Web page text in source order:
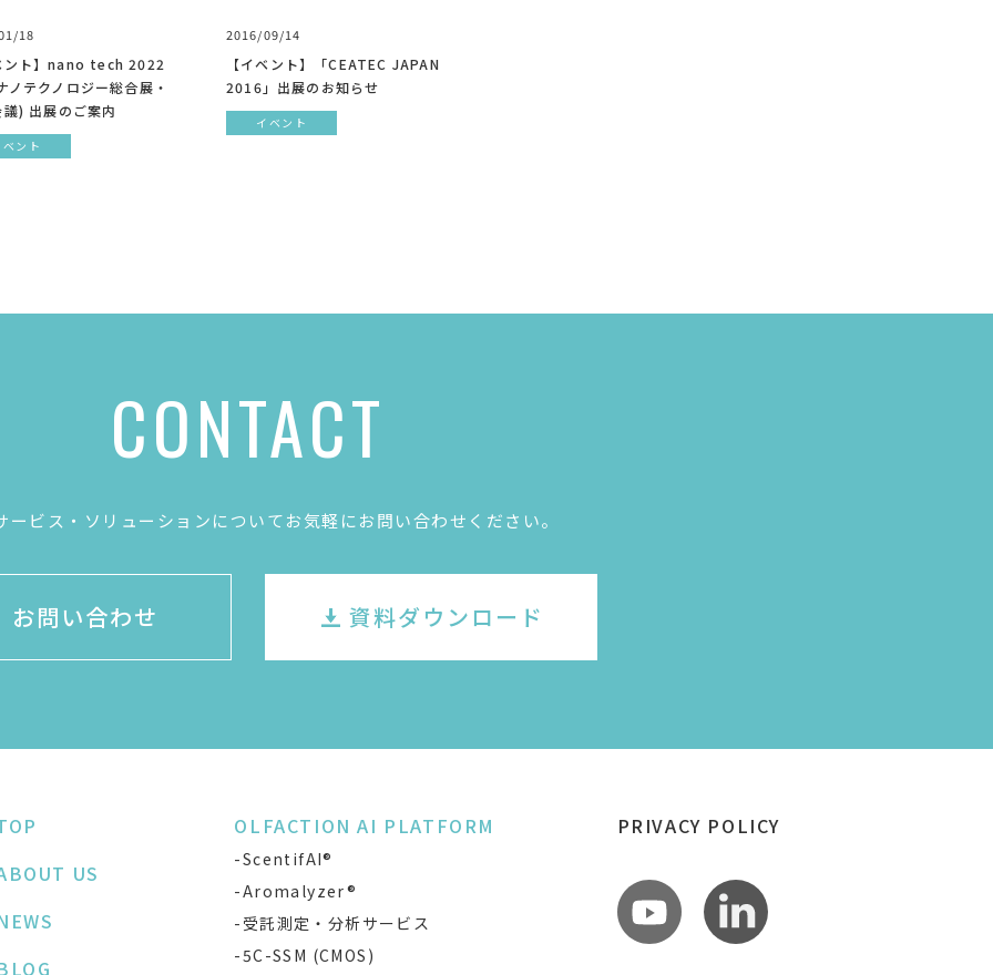
18
ント】nano tech 2022
ノテクノロジー総合展・
) 出展のご案内
ント
2016/09/14
【イベント】「CEATEC JAPAN
2016」出展のお知らせ
イベント
CONTACT
ービス・ソリューションについてお気軽にお問い合わせください。
お問い合わせ 資料ダウンロード
US
OLFACTION AI PLATFORM
-ScentifAI®
-Aromalyzer®
-受託測定・分析サービス
-5C-SSM (CMOS)
PRIVACY POLICY